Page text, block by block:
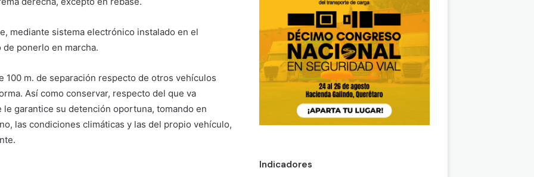
mediante sistema electrónico instalado en el
ponerlo en marcha.
100 m. de separación respecto de otros vehículos
Así como conservar, respecto del que va
garantice su detención oportuna, tomando en
las condiciones climáticas y las del propio vehículo,
Indicadores